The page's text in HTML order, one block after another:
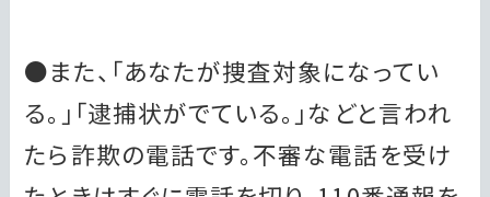
●また、「あなたが捜査対象になってい
る。」「逮捕状がでている。」などと言われ
たら詐欺の電話です。不審な電話を受け